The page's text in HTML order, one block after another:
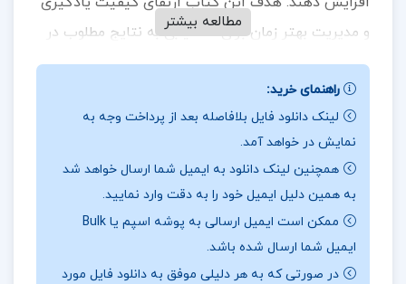
و مدیریت بهتر زمان برای دستیابی به نتایج مطلوب در
فرآیند یادگیری است.جهت خرید فایل های بیشتر
پروژه کده را دنبال کنید.
درباره نویسنده کتاب روشهای یادگیری و مطالعه دکتر
علی اکبر سیف : کتاب روش‌های یادگیری و مطالعه
نوشته دکتر علی اکبر سیف، یکی از منابع جامع و
کاربردی در حوزه آموزش و روانشناسی یادگیری است.
مطالعه بیشتر
راهنمای خرید:
لینک دانلود فایل بلافاصله بعد از پرداخت وجه به
نمایش در خواهد آمد.
همچنین لینک دانلود به ایمیل شما ارسال خواهد شد
به همین دلیل ایمیل خود را به دقت وارد نمایید.
ممکن است ایمیل ارسالی به پوشه اسپم یا Bulk
ایمیل شما ارسال شده باشد.
در صورتی که به هر دلیلی موفق به دانلود فایل مورد